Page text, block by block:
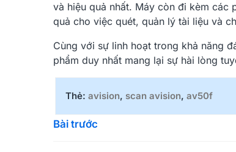
và hiệu quả nhất. Máy còn đi kèm các
quả cho việc quét, quản lý tài liệu và
Cùng với sự linh hoạt trong khả năng
phẩm duy nhất mang lại sự hài lòng
Thẻ: avision, scan avision, av50f
Bài trước